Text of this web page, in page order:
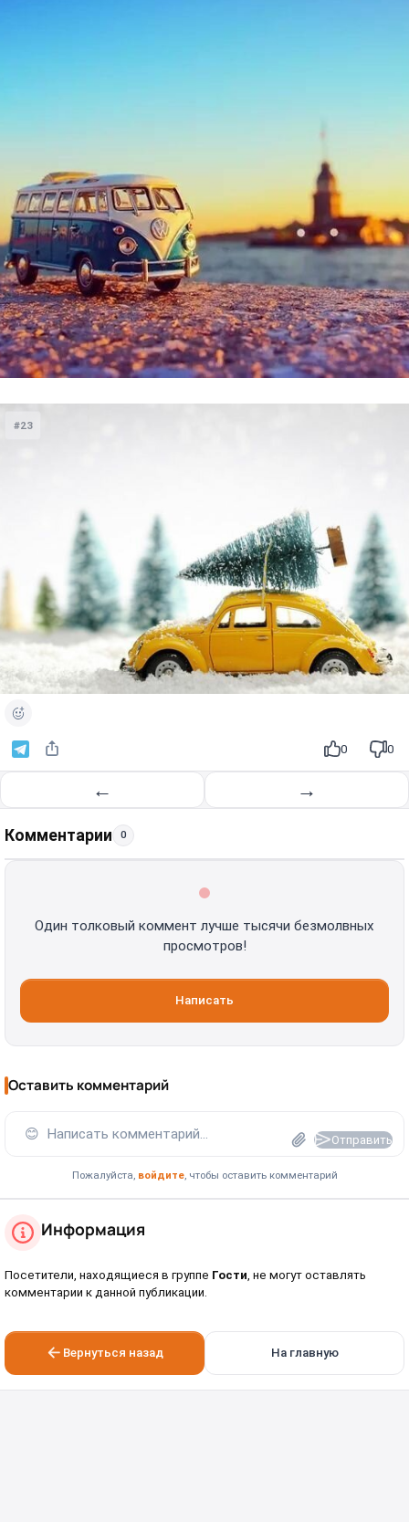
#23
0 0
← →
Комментарии 0
Один толковый коммент лучше тысячи безмолвных
просмотров!
Написать
Оставить комментарий
😊 Написать комментарий... Отправить
Пожалуйста, войдите, чтобы оставить комментарий
Информация
Посетители, находящиеся в группе Гости , не могут оставлять
комментарии к данной публикации.
Вернуться назад На главную